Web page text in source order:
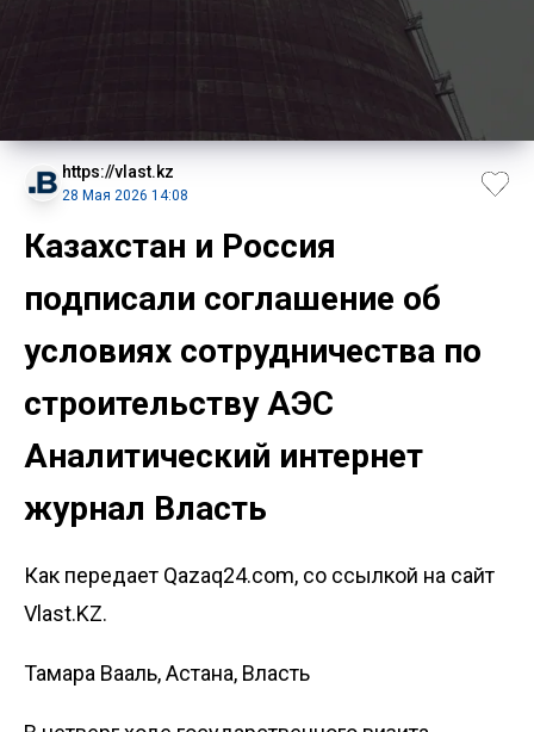
https://vlast.kz
28 Мая 2026 14:08
Казахстан и Россия
подписали соглашение об
условиях сотрудничества по
строительству АЭС
Аналитический интернет
журнал Власть
Как передает Qazaq24.com, со ссылкой на сайт
Vlast.KZ.
Тамара Вааль, Астана, Власть